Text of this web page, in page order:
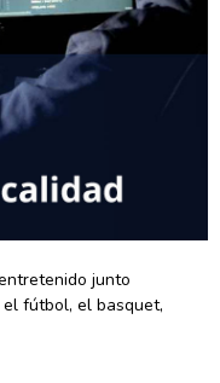
junto
fútbol, el basquet,